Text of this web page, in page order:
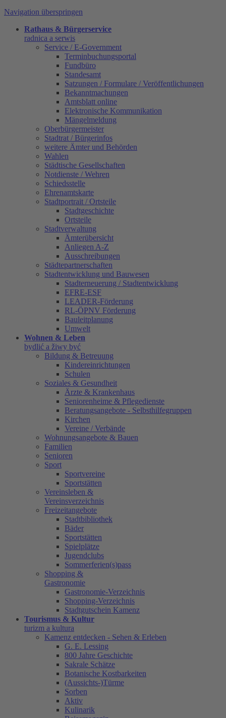
Navigation überspringen
Rathaus & Bürgerservice
radnica a serwis
Service / E-Government
Terminbuchungsportal
Fundbüro
Standesamt
Satzungen / Formulare / Veröffentlichungen
Bekanntmachungen
Amtsblatt online
Elektronische Kommunikation
Mängelmeldung
Oberbürgermeister
Stadtrat / Bürgerinfos
weitere Ämter und Behörden
Wahlen
Städtische Gesellschaften
Notdienste / Wehren
Schiedsstelle
Ehrenamtskarte
Stadtportrait / Ortsteile
Stadtgeschichte
Ortsteile
Stadtverwaltung
Ämterübersicht
Anliegen A-Z
Ausschreibungen
Städtepartnerschaften
Stadtentwicklung und Bauwesen
Stadterneuerung / Stadtentwicklung
EFRE-ESF
LEADER-Förderung
RL-ÖPNV Förderung
Bauleitplanung
Umwelt
Wohnen & Leben
bydlić a žiwy być
Bildung & Betreuung
Kindereinrichtungen
Schulen
Soziales & Gesundheit
Ärzte & Krankenhaus
Seniorenheime & Pflegedienste
Beratungsangebote - Selbsthilfegruppen
Kirchen
Vereine / Verbände
Wohnungsangebote & Bauen
Familien
Senioren
Sport
Sportvereine
Sportstätten
Vereinsleben &
Vereinsverzeichnis
Freizeitangebote
Stadtbibliothek
Bäder
Sportstätten
Spielplätze
Jugendclubs
Sommerferien(s)pass
Shopping &
Gastronomie
Gastronomie-Verzeichnis
Shopping-Verzeichnis
Stadtgutschein Kamenz
Tourismus & Kultur
turizm a kultura
Kamenz entdecken - Sehen & Erleben
G. E. Lessing
800 Jahre Geschichte
Sakrale Schätze
Botanische Kostbarkeiten
(Aussichts-)Türme
Sorben
Aktiv
Kulinarik